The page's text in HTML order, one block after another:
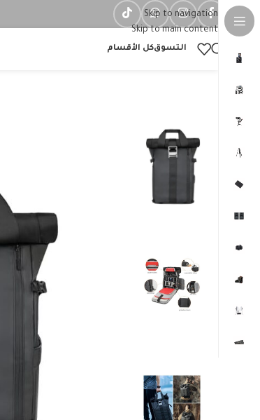
Skip to navigation
Skip to main content
التسوقكل الأقسام